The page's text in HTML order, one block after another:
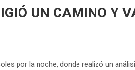
UN CAMINO Y
por la noche, donde realizó un